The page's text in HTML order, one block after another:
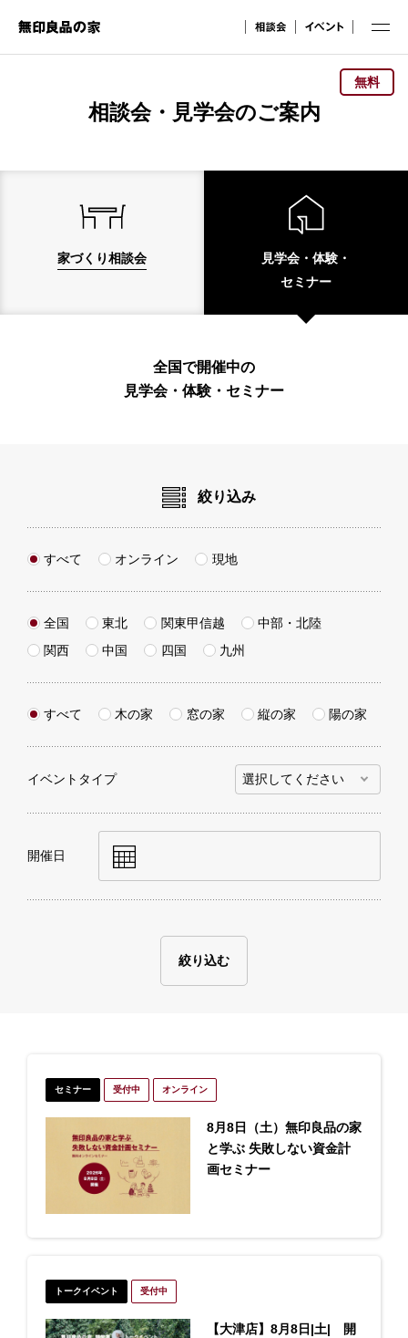
無料
相談会・見学会のご案内
家づくり相談会
見学会・体験・
セミナー
全国で開催中の
見学会・体験・セミナー
絞り込み
すべて オンライン 現地
全国 東北 関東甲信越
中部・北陸
関西
中国 四国 九州
すべて 木の家 窓の家 縦の家 陽の家
イベントタイプ
開催日
絞り込む
セミナー 受付中 オンライン
8月8日（土）無印良品の家
と学ぶ 失敗しない資金計
画セミナー
トークイベント 受付中
【大津店】8月8日|土| 開